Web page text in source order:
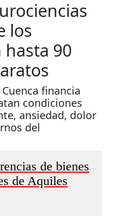
los
90
financia
condiciones
ansiedad, dolor
del
de bienes
de Aquiles